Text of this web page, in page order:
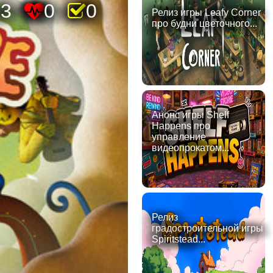
0 0
Релиз игры Leafy Corner
про будни цветочного...
Анонс игры Shelf
Happens про
управление
видеопрокатом...
Релиз
градостроительной игры
Spiritstead...